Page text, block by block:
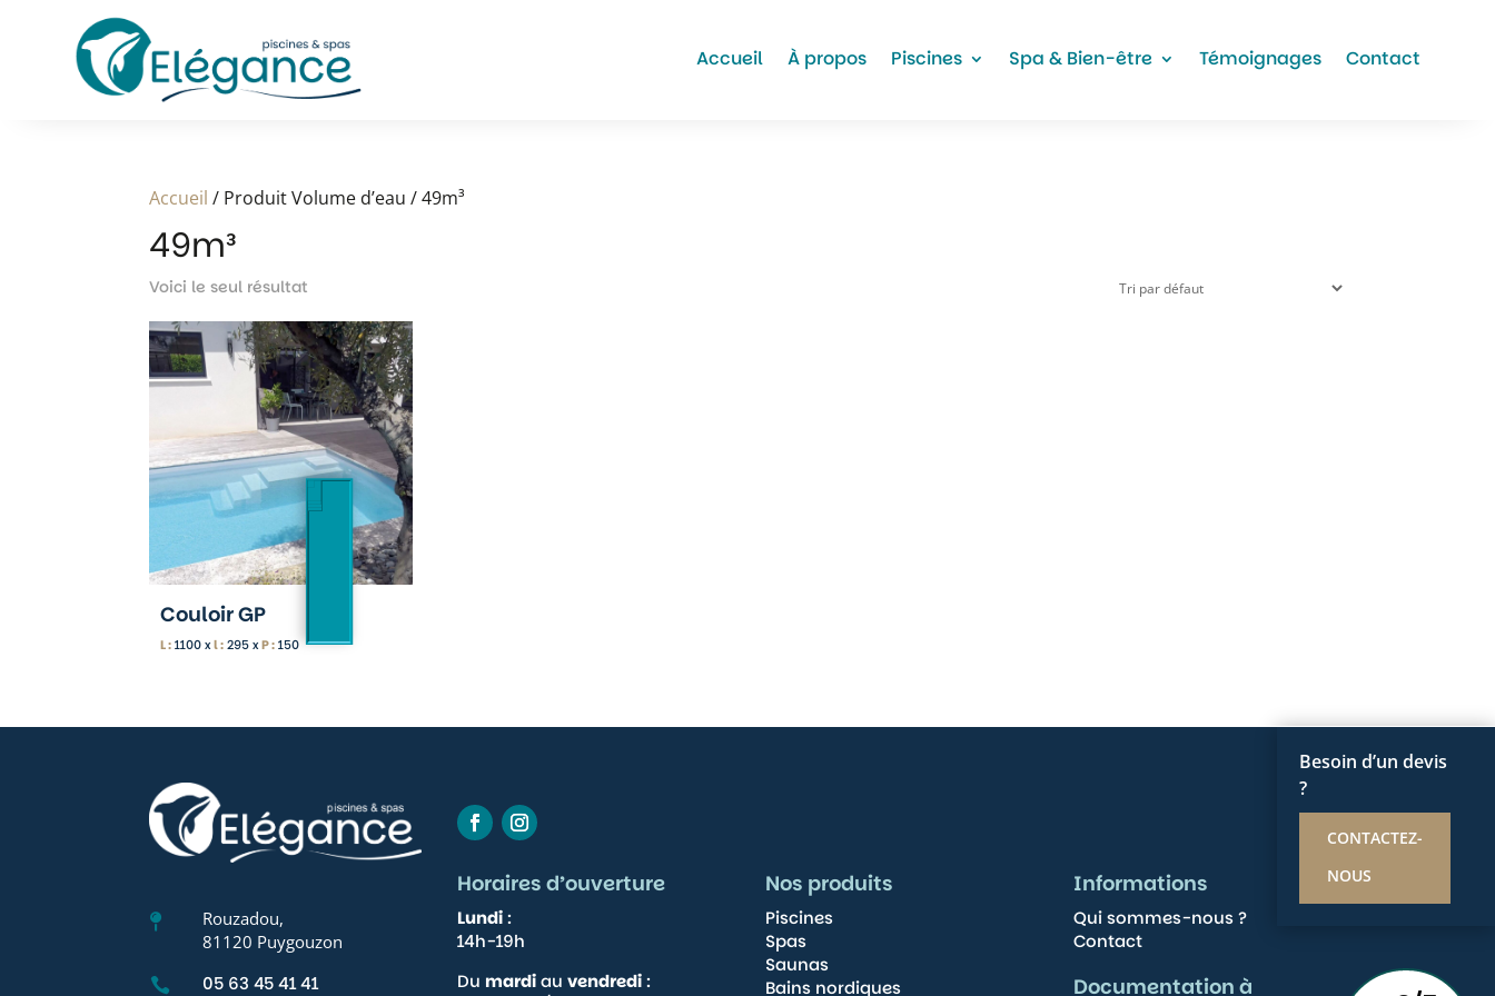
Pour offrir les meilleures expériences, nous utilisons des technologies telles que les
cookies pour stocker et/ou accéder aux informations des appareils. Le fait de consentir
de navigation ou les ID uniques sur ce site. Le fait de ne pas consentir ou de retirer son
Accueil À propos Piscines Spa & Bien-être Témoignages Contact
Accueil / Produit Volume d’eau / 49m³
49m³
Voici le seul résultat
Couloir GP
L :1100 xl :295 xP :150
Besoin d’un devis
?
CONTACTEZ-
NOUS

Rouzadou,
81120 Puygouzon
 05 63 45 41 41
Horaires d’ouverture
Lundi:
14h-19h
Du mardiauvendredi:
Nos produits
Piscines
Spas
Saunas
Bains nordiques
Informations
Qui sommes-nous ?
Contact
Documentation à